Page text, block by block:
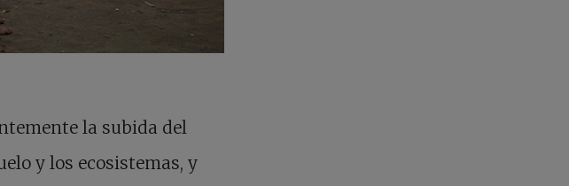
la subida del
y los ecosistemas, y